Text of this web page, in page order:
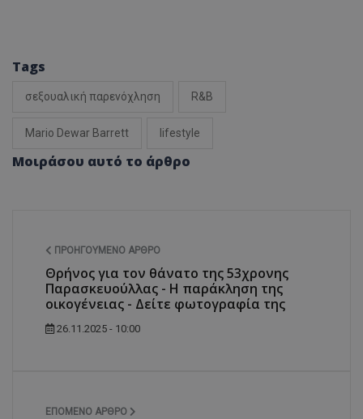
Tags
σεξουαλική παρενόχληση R&B
Mario Dewar Barrett lifestyle
Μοιράσου αυτό το άρθρο
ΠΡΟΗΓΟΎΜΕΝΟ ΆΡΘΡΟ
Θρήνος για τον θάνατο της 53χρονης
Παρασκευούλλας - Η παράκληση της
οικογένειας - Δείτε φωτογραφία της
26.11.2025 - 10:00
ΕΠΌΜΕΝΟ ΆΡΘΡΟ